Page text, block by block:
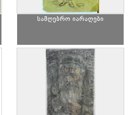
სამღებრო იარაღები